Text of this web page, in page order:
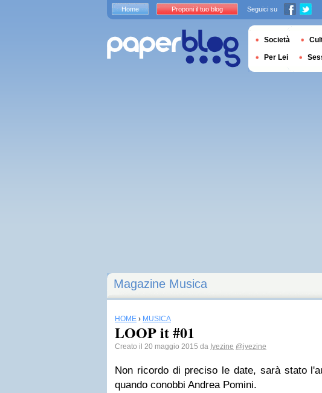
Magazine Musica
HOME › MUSICA
LOOP it #01
Creato il 20 maggio 2015 da Iyezine @iyezine
Non ricordo di preciso le date, sarà stato
quando conobbi Andrea Pomini.
Home Proponi il tuo blog Seguici su
Società
Per Lei